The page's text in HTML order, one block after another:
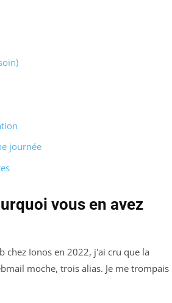
journée
vous en avez
chez Ionos en 2022, j'ai cru que la
moche, trois alias. Je me trompais